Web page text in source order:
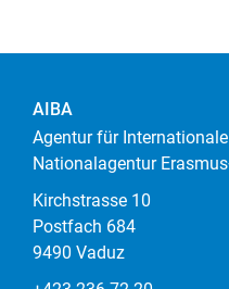
AIBA
Agentur für
Nationalagentur
Kirchstrasse 10
Postfach 684
9490 Vaduz